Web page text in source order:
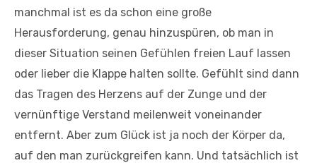
manchmal ist es da schon eine große
Herausforderung, genau hinzuspüren, ob man in
dieser Situation seinen Gefühlen freien Lauf lassen
oder lieber die Klappe halten sollte. Gefühlt sind dann
das Tragen des Herzens auf der Zunge und der
vernünftige Verstand meilenweit voneinander
entfernt. Aber zum Glück ist ja noch der Körper da,
auf den man zurückgreifen kann. Und tatsächlich ist